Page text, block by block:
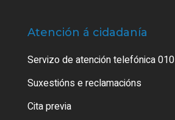
Atención á cidadanía
Servizo de atención telefónica 010
Suxestións e reclamacións
Cita previa